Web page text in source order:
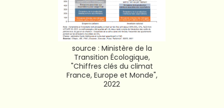
source : Ministère de la
Transition Écologique,
"Chiffres clés du climat
France, Europe et Monde",
2022